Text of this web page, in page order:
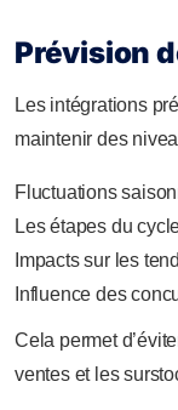
Prévision
Les intégrations
maintenir des
Fluctuations
Les étapes du
Impacts sur les
Influence des
Cela permet
ventes et les